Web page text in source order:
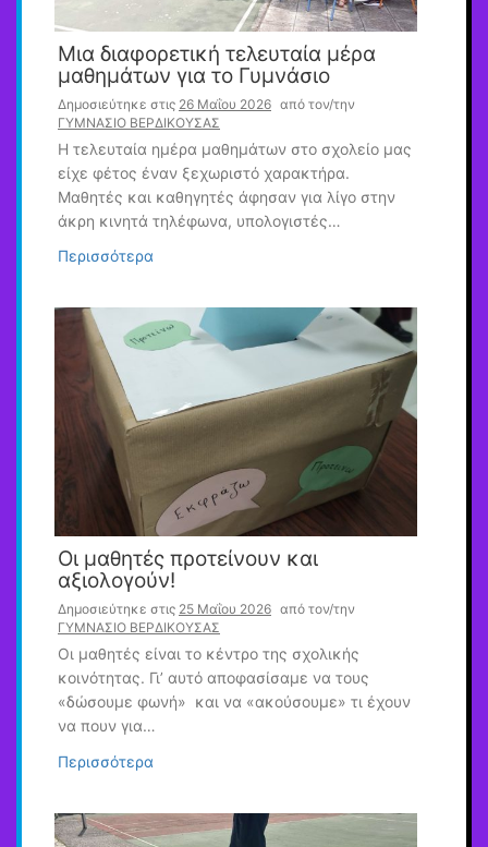
Μια διαφορετική τελευταία μέρα
μαθημάτων για το Γυμνάσιο
Δημοσιεύτηκε στις 26 Μαΐου 2026 από τον/την
ΓΥΜΝΑΣΙΟ ΒΕΡΔΙΚΟΥΣΑΣ
Η τελευταία ημέρα μαθημάτων στο σχολείο μας
είχε φέτος έναν ξεχωριστό χαρακτήρα.
Μαθητές και καθηγητές άφησαν για λίγο στην
άκρη κινητά τηλέφωνα, υπολογιστές…
Περισσότερα
Οι μαθητές προτείνουν και
αξιολογούν!
Δημοσιεύτηκε στις 25 Μαΐου 2026 από τον/την
ΓΥΜΝΑΣΙΟ ΒΕΡΔΙΚΟΥΣΑΣ
Οι μαθητές είναι το κέντρο της σχολικής
κοινότητας. Γι’ αυτό αποφασίσαμε να τους
«δώσουμε φωνή» και να «ακούσουμε» τι έχουν
να πουν για…
Περισσότερα